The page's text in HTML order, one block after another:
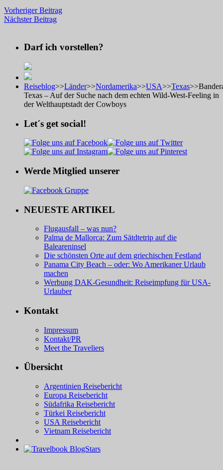
Vorheriger Beitrag
Nächster Beitrag
Darf ich vorstellen?
Reiseblog>>Länder>>Nordamerika>>USA>>Texas>>
Texas – Auf der Suche nach dem echten Wild-West-Feeling in
der Welthauptstadt der Cowboys
Let´s get social!
Werde Mitglied unserer
NEUESTE ARTIKEL
Flugausfall – was nun?
Palma de Mallorca: Zum Sätdtetrip auf die
Baleareninsel
Die schönsten Orte auf dem griechischen Festland
Panama City Beach – oder: Wo Amerikaner Urlaub
machen
Werbung DAK-Gesundheit: Reiseimpfung für USA-
Urlauber
Kontakt
Impressum
Kontakt/PR
Meet the Traveliers
Übersicht
Argentinien Reisebericht
Europa Reisebericht
Südafrika Reisebericht
Türkei Reisebericht
USA Reisebericht
Vietnam Reisebericht